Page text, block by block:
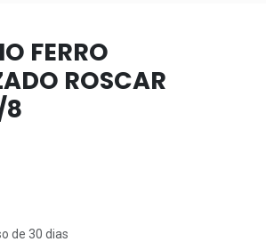
FERRO
ROSCAR
8
de 30 dias